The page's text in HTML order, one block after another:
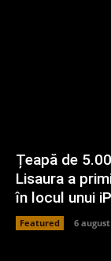
Țeapă de
Lisaura a
în locul unui
Featured 6 august